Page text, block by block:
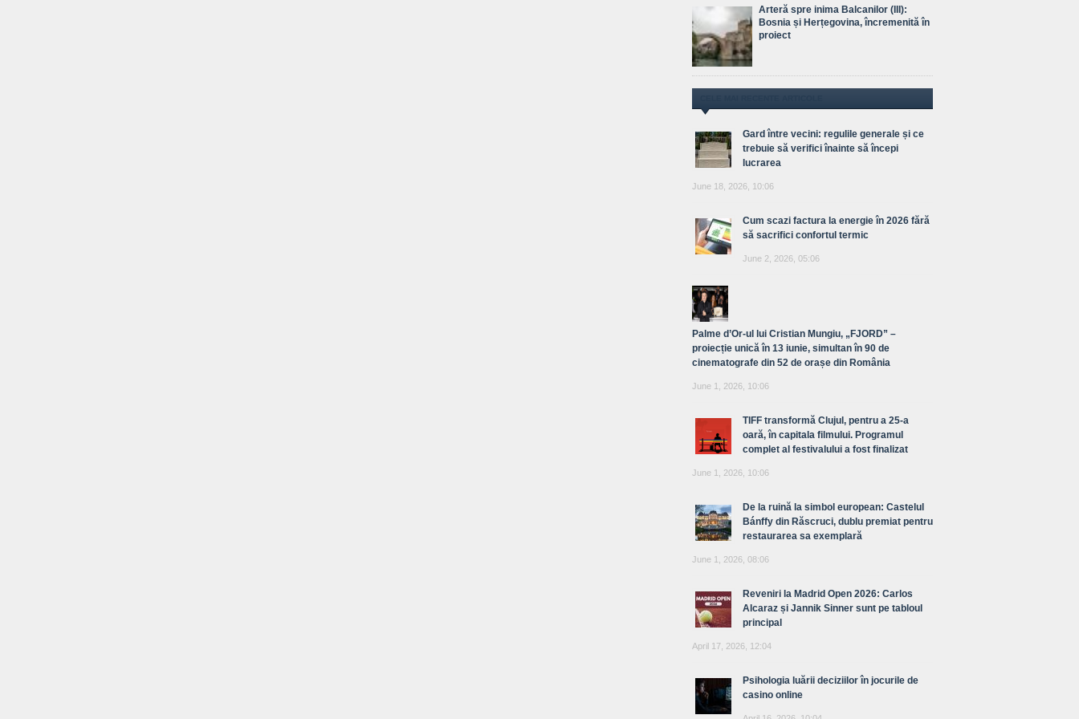
Arteră spre inima Balcanilor (III):
Bosnia și Herțegovina, încremenită în
proiect
Gard între vecini: regulile generale și ce
trebuie să verifici înainte să începi
lucrarea
June 18, 2026, 10:06
Cum scazi factura la energie în 2026 fără
să sacrifici confortul termic
June 2, 2026, 05:06
Palme d’Or-ul lui Cristian Mungiu, „FJORD” –
proiecție unică în 13 iunie, simultan în 90 de
cinematografe din 52 de orașe din România
June 1, 2026, 10:06
TIFF transformă Clujul, pentru a 25-a
oară, în capitala filmului. Programul
complet al festivalului a fost finalizat
June 1, 2026, 10:06
De la ruină la simbol european: Castelul
Bánffy din Răscruci, dublu premiat pentru
restaurarea sa exemplară
June 1, 2026, 08:06
Reveniri la Madrid Open 2026: Carlos
Alcaraz și Jannik Sinner sunt pe tabloul
principal
April 17, 2026, 12:04
Psihologia luării deciziilor în jocurile de
casino online